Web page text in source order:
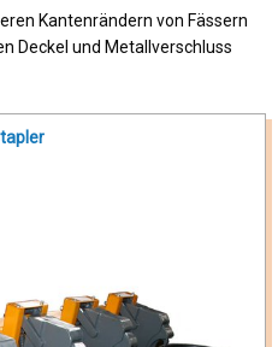
Kantenrändern von Fässern
Deckel und Metallverschluss